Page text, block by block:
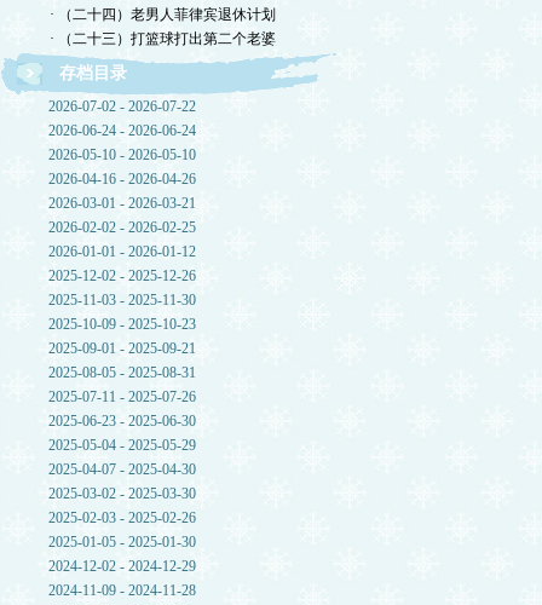
· （二十四）老男人菲律宾退休计划
· （二十三）打篮球打出第二个老婆
存档目录
2026-07-02 - 2026-07-22
2026-06-24 - 2026-06-24
2026-05-10 - 2026-05-10
2026-04-16 - 2026-04-26
2026-03-01 - 2026-03-21
2026-02-02 - 2026-02-25
2026-01-01 - 2026-01-12
2025-12-02 - 2025-12-26
2025-11-03 - 2025-11-30
2025-10-09 - 2025-10-23
2025-09-01 - 2025-09-21
2025-08-05 - 2025-08-31
2025-07-11 - 2025-07-26
2025-06-23 - 2025-06-30
2025-05-04 - 2025-05-29
2025-04-07 - 2025-04-30
2025-03-02 - 2025-03-30
2025-02-03 - 2025-02-26
2025-01-05 - 2025-01-30
2024-12-02 - 2024-12-29
2024-11-09 - 2024-11-28